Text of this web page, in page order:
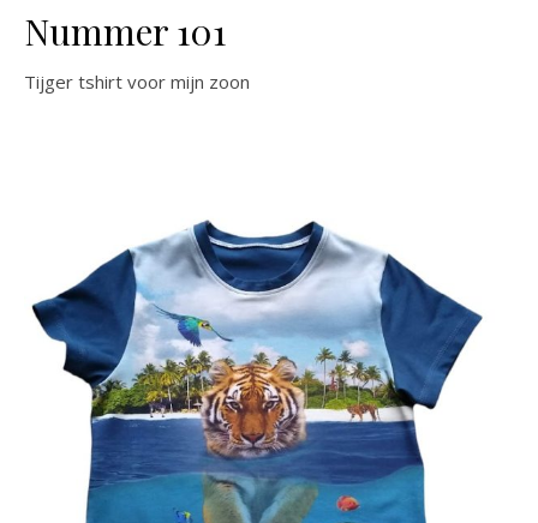
Nummer 101
Tijger tshirt voor mijn zoon